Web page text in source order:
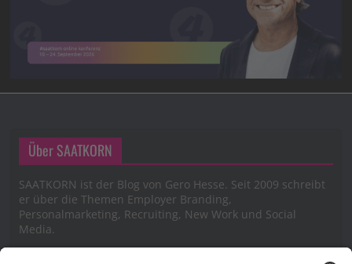
Über SAATKORN
SAATKORN ist der Blog von Gero Hesse. Seit 2009 schreibt
er über die Themen Employer Branding,
Personalmarketing, Recruiting, New Work und Social
Media.